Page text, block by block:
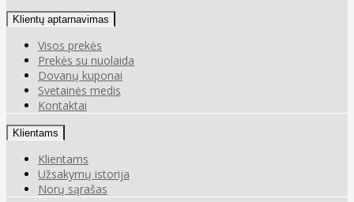
Klientų aptarnavimas
Visos prekės
Prekės su nuolaida
Dovanų kuponai
Svetainės medis
Kontaktai
Klientams
Klientams
Užsakymų istorija
Norų sąrašas